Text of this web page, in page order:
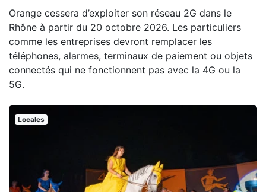
Orange cessera d’exploiter son réseau 2G dans le
Rhône à partir du 20 octobre 2026. Les particuliers
comme les entreprises devront remplacer les
téléphones, alarmes, terminaux de paiement ou objets
connectés qui ne fonctionnent pas avec la 4G ou la
5G.
Locales